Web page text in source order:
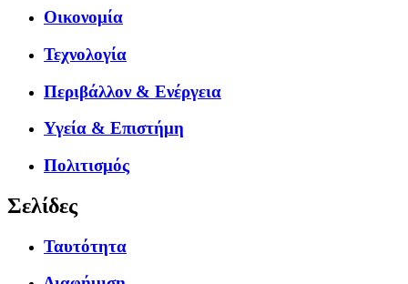
Οικονομία
Τεχνολογία
Περιβάλλον & Ενέργεια
Υγεία & Επιστήμη
Πολιτισμός
Σελίδες
Ταυτότητα